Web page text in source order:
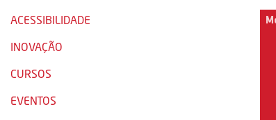
ACESSIBILIDADE
INOVAÇÃO
CURSOS
EVENTOS